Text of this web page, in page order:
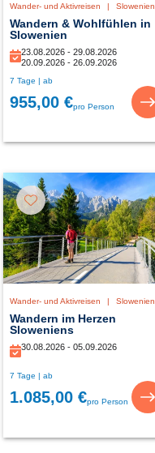
Wander- und Aktivreisen | Slowenien
Wandern & Wohlfühlen in
Slowenien
23.08.2026 - 29.08.2026
20.09.2026 - 26.09.2026
7 Tage | ab
955,00 €pro Person
Wander- und Aktivreisen | Slowenien
Wandern im Herzen
Sloweniens
30.08.2026 - 05.09.2026
7 Tage | ab
1.085,00 €pro Person